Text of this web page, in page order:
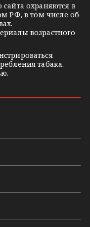
охраняются в
РФ, в том числе об
возрастного
табака.